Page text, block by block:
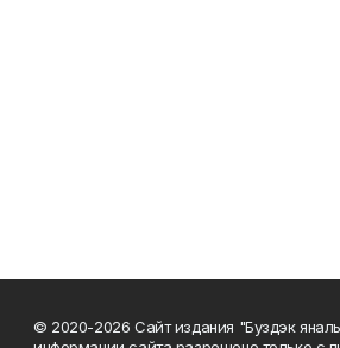
© 2020-2026 Сайт издания "Буздэк